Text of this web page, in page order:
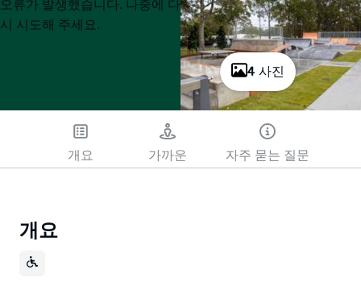
4 사진
List
List
오류가 발생했습니다. 나중에 다
시 시도해 주세요.
개요 가까운 자주 묻는 질문
개요